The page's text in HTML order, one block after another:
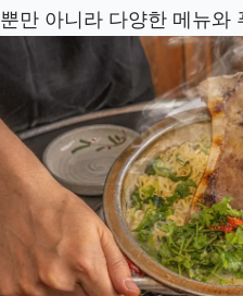
뿐만 아니라 다양한 메뉴와